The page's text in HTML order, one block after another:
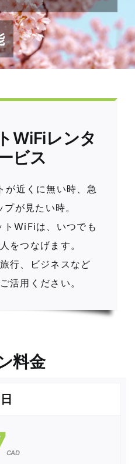
WiFiレンタ
ビス
が近くに無い時、急
が見たい時。
トWiFiは、いつでも
をつなげます。
行、ビジネスなど
活用ください。
料金
CAD